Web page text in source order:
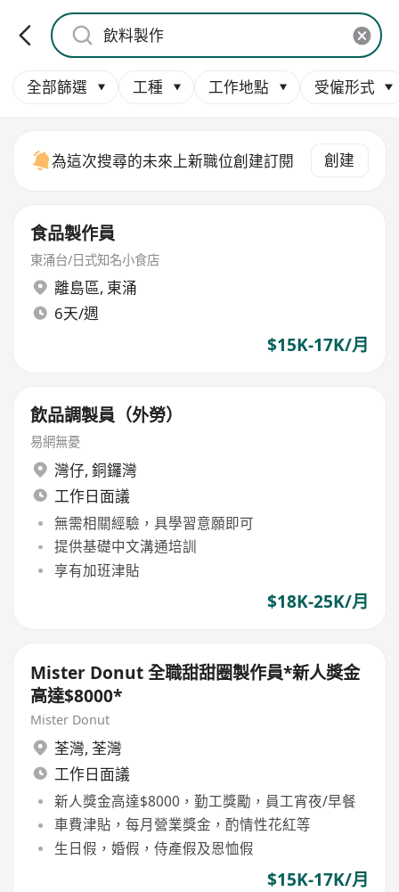
全部篩選 工種 工作地點 受僱形式
為這次搜尋的未來上新職位創建訂閱 創建
食品製作員
東涌台/日式知名小食店
離島區, 東涌
6天/週
$15K-17K/月
飲品調製員（外勞）
易網無憂
灣仔, 銅鑼灣
工作日面議
無需相關經驗，具學習意願即可
提供基礎中文溝通培訓
享有加班津貼
$18K-25K/月
Mister Donut 全職甜甜圈製作員*新人獎金
高達$8000*
Mister Donut
荃灣, 荃灣
工作日面議
新人獎金高達$8000，勤工獎勵，員工宵夜/早餐
車費津貼，每月營業獎金，酌情性花紅等
生日假，婚假，侍產假及恩恤假
$15K-17K/月